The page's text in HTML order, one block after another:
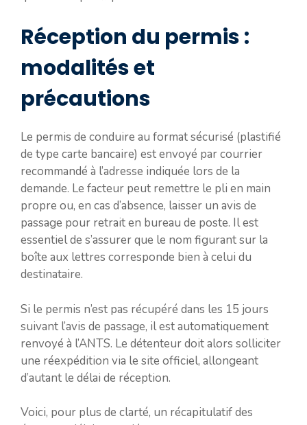
Réception du permis :
modalités et
précautions
Le permis de conduire au format sécurisé (plastifié
de type carte bancaire) est envoyé par courrier
recommandé à l’adresse indiquée lors de la
demande. Le facteur peut remettre le pli en main
propre ou, en cas d’absence, laisser un avis de
passage pour retrait en bureau de poste. Il est
essentiel de s’assurer que le nom figurant sur la
boîte aux lettres corresponde bien à celui du
destinataire.
Si le permis n’est pas récupéré dans les 15 jours
suivant l’avis de passage, il est automatiquement
renvoyé à l’ANTS. Le détenteur doit alors solliciter
une réexpédition via le site officiel, allongeant
d’autant le délai de réception.
Voici, pour plus de clarté, un récapitulatif des